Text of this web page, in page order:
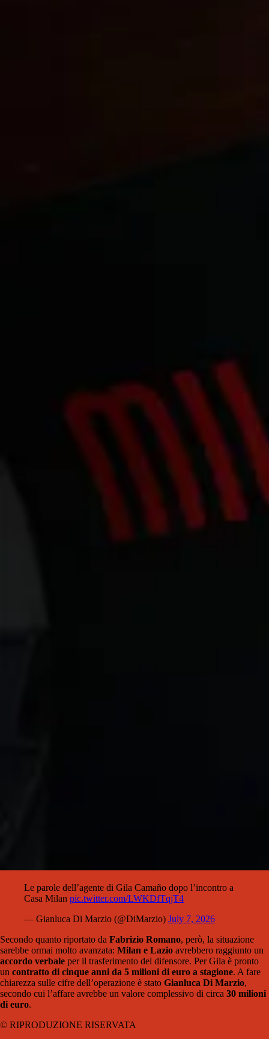
Le parole dell’agente di Gila Camaño dopo l’incontro a
Casa Milan pic.twitter.com/LWKDfTqjT4
— Gianluca Di Marzio (@DiMarzio) July 7, 2026
Secondo quanto riportato da Fabrizio Romano, però, la situazione
sarebbe ormai molto avanzata: Milan e Lazio avrebbero raggiunto un
accordo verbale per il trasferimento del difensore. Per Gila è pronto
un contratto di cinque anni da 5 milioni di euro a stagione. A fare
chiarezza sulle cifre dell’operazione è stato Gianluca Di Marzio,
secondo cui l’affare avrebbe un valore complessivo di circa 30 milioni
di euro.
© RIPRODUZIONE RISERVATA